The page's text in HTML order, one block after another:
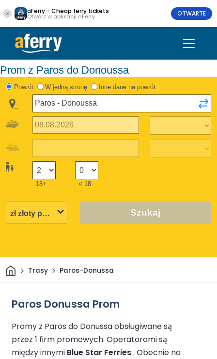
aFerry - Cheap ferry tickets
Otwórz w aplikacji aFerry OTWARTE
Prom z Paros do Donoussa
Powrót W jedną stronę Inne dane na powrót
18+ < 18
Szukaj
DomTrasy Paros-Donussa
Paros Donussa Prom
Promy z Paros do Donussa obsługiwane są
przez 1 firm promowych. Operatorami są
między innymi Blue Star Ferries. Obecnie na